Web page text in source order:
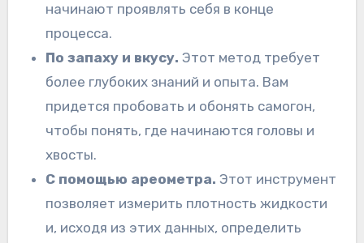
начинают проявлять себя в конце
процесса.
По запаху и вкусу. Этот метод требует
более глубоких знаний и опыта. Вам
придется пробовать и обонять самогон,
чтобы понять, где начинаются головы и
хвосты.
С помощью ареометра. Этот инструмент
позволяет измерить плотность жидкости
и, исходя из этих данных, определить